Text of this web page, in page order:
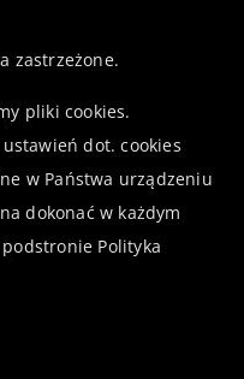
zastrzeżone.
pliki cookies.
dot. cookies
w Państwa urządzeniu
dokonać w każdym
podstronie Polityka